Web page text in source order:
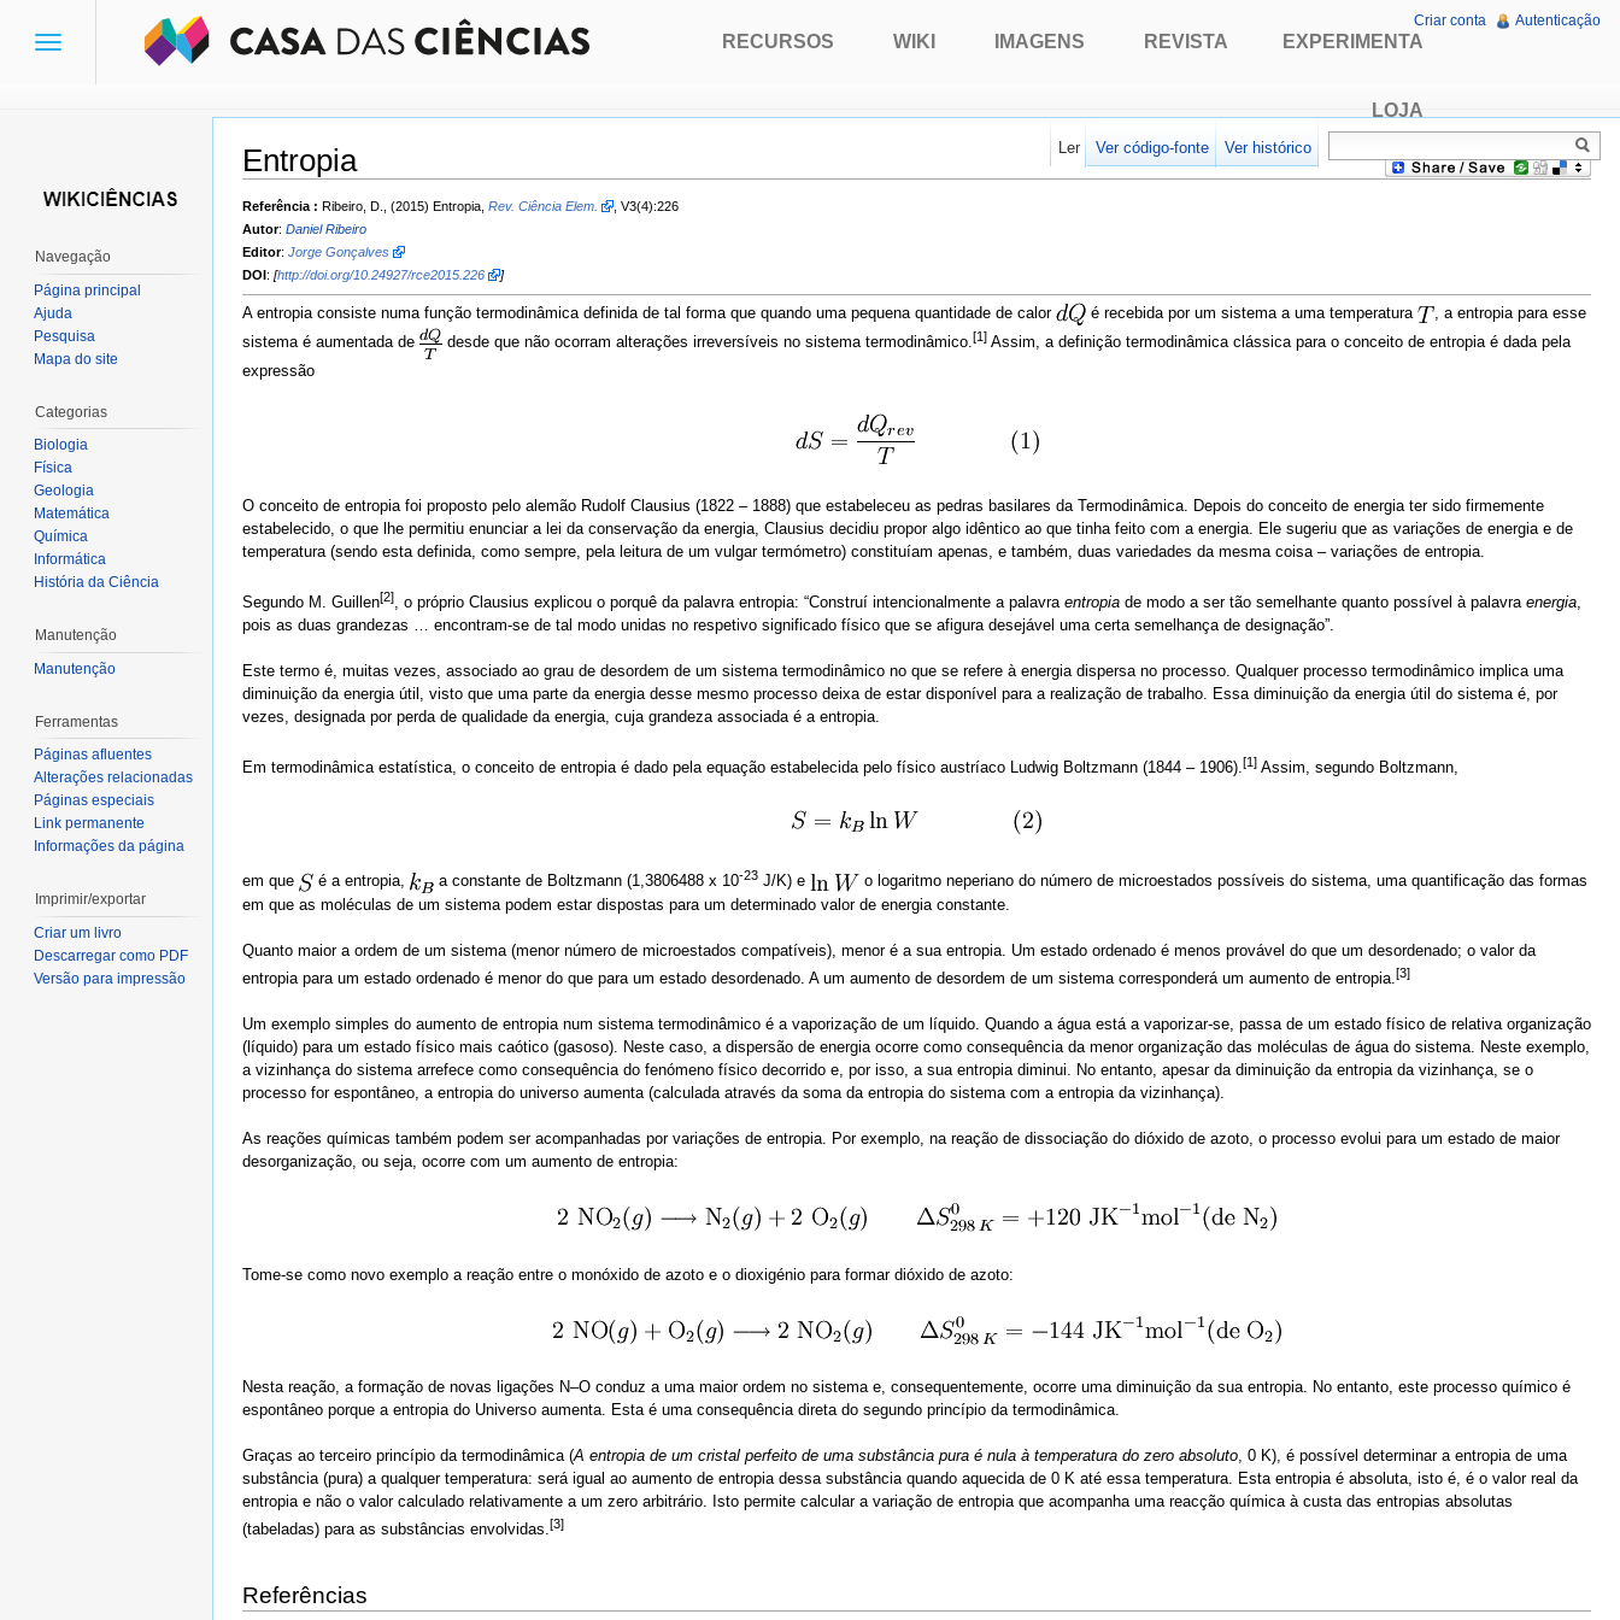
Entropia
Ir para:navegação,pesquisa
Referência : Ribeiro, D., (2015) Entropia, Rev. Ciência Elem.
, V3(4):226
Autor: Daniel Ribeiro
Editor: Jorge Gonçalves
DOI: [http://doi.org/10.24927/rce2015.226 ]
A entropia consiste numa função termodinâmica definida de tal forma que quando uma pequena quantidade de calor é recebida por um sistema a uma temperatura
, a entropia para esse
sistema é aumentada de
desde que não ocorram alterações irreversíveis no sistema termodinâmico.[1] Assim, a definição termodinâmica clássica para o conceito de entropia é dada pela
expressão
O conceito de entropia foi proposto pelo alemão Rudolf Clausius (1822 – 1888) que estabeleceu as pedras basilares da Termodinâmica. Depois do conceito de energia ter sido firmemente
estabelecido, o que lhe permitiu enunciar a lei da conservação da energia, Clausius decidiu propor algo idêntico ao que tinha feito com a energia. Ele sugeriu que as variações de energia e de
temperatura (sendo esta definida, como sempre, pela leitura de um vulgar termómetro) constituíam apenas, e também, duas variedades da mesma coisa – variações de entropia.
Segundo M. Guillen[2], o próprio Clausius explicou o porquê da palavra entropia: “Construí intencionalmente a palavra entropia de modo a ser tão semelhante quanto possível à palavra energia,
pois as duas grandezas … encontram-se de tal modo unidas no respetivo significado físico que se afigura desejável uma certa semelhança de designação”.
Este termo é, muitas vezes, associado ao grau de desordem de um sistema termodinâmico no que se refere à energia dispersa no processo. Qualquer processo termodinâmico implica uma
diminuição da energia útil, visto que uma parte da energia desse mesmo processo deixa de estar disponível para a realização de trabalho. Essa diminuição da energia útil do sistema é, por
vezes, designada por perda de qualidade da energia, cuja grandeza associada é a entropia.
Em termodinâmica estatística, o conceito de entropia é dado pela equação estabelecida pelo físico austríaco Ludwig Boltzmann (1844 – 1906).[1] Assim, segundo Boltzmann,
em que é a entropia, a constante de Boltzmann (1,3806488 x 10-23 J/K) e
o logaritmo neperiano do número de microestados possíveis do sistema, uma quantificação das formas
em que as moléculas de um sistema podem estar dispostas para um determinado valor de energia constante.
Quanto maior a ordem de um sistema (menor número de microestados compatíveis), menor é a sua entropia. Um estado ordenado é menos provável do que um desordenado; o valor da
entropia para um estado ordenado é menor do que para um estado desordenado. A um aumento de desordem de um sistema corresponderá um aumento de entropia. [3]
Um exemplo simples do aumento de entropia num sistema termodinâmico é a vaporização de um líquido. Quando a água está a vaporizar-se, passa de um estado físico de relativa organização
(líquido) para um estado físico mais caótico (gasoso). Neste caso, a dispersão de energia ocorre como consequência da menor organização das moléculas de água do sistema. Neste exemplo,
a vizinhança do sistema arrefece como consequência do fenómeno físico decorrido e, por isso, a sua entropia diminui. No entanto, apesar da diminuição da entropia da vizinhança, se o
processo for espontâneo, a entropia do universo aumenta (calculada através da soma da entropia do sistema com a entropia da vizinhança).
As reações químicas também podem ser acompanhadas por variações de entropia. Por exemplo, na reação de dissociação do dióxido de azoto, o processo evolui para um estado de maior
desorganização, ou seja, ocorre com um aumento de entropia:
Tome-se como novo exemplo a reação entre o monóxido de azoto e o dioxigénio para formar dióxido de azoto:
Nesta reação, a formação de novas ligações N–O conduz a uma maior ordem no sistema e, consequentemente, ocorre uma diminuição da sua entropia. No entanto, este processo químico é
espontâneo porque a entropia do Universo aumenta. Esta é uma consequência direta do segundo princípio da termodinâmica.
Graças ao terceiro princípio da termodinâmica (A entropia de um cristal perfeito de uma substância pura é nula à temperatura do zero absoluto, 0 K), é possível determinar a entropia de uma
substância (pura) a qualquer temperatura: será igual ao aumento de entropia dessa substância quando aquecida de 0 K até essa temperatura. Esta entropia é absoluta, isto é, é o valor real da
entropia e não o valor calculado relativamente a um zero arbitrário. Isto permite calcular a variação de entropia que acompanha uma reacção química à custa das entropias absolutas
(tabeladas) para as substâncias envolvidas.[3]
Referências
Toggle
RECURSOS WIKI IMAGENS REVISTA EXPERIMENTA
LOJA
Criar conta Autenticação
Ler Ver código-fonte Ver histórico
Navegação
Página principal
Ajuda
Pesquisa
Mapa do site
Categorias
Biologia
Física
Geologia
Matemática
Química
Informática
História da Ciência
Manutenção
Manutenção
Ferramentas
Páginas afluentes
Alterações relacionadas
Páginas especiais
Link permanente
Informações da página
Imprimir/exportar
Criar um livro
Descarregar como PDF
Versão para impressão